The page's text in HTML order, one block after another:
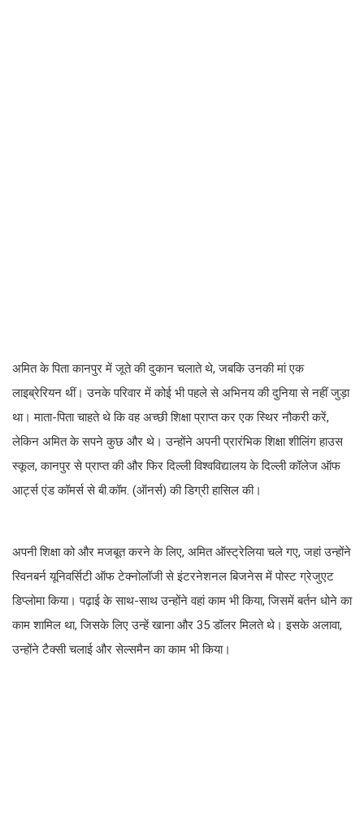
अमित के पिता कानपुर में जूते की दुकान चलाते थे, जबकि उनकी मां एक
लाइब्रेरियन थीं। उनके परिवार में कोई भी पहले से अभिनय की दुनिया से नहीं जुड़ा
था। माता-पिता चाहते थे कि वह अच्छी शिक्षा प्राप्त कर एक स्थिर नौकरी करें,
लेकिन अमित के सपने कुछ और थे। उन्होंने अपनी प्रारंभिक शिक्षा शीलिंग हाउस
स्कूल, कानपुर से प्राप्त की और फिर दिल्ली विश्वविद्यालय के दिल्ली कॉलेज ऑफ
आर्ट्स एंड कॉमर्स से बी.कॉम. (ऑनर्स) की डिग्री हासिल की।
अपनी शिक्षा को और मजबूत करने के लिए, अमित ऑस्ट्रेलिया चले गए, जहां उन्होंने
स्विनबर्न यूनिवर्सिटी ऑफ टेक्नोलॉजी से इंटरनेशनल बिजनेस में पोस्ट ग्रेजुएट
डिप्लोमा किया। पढ़ाई के साथ-साथ उन्होंने वहां काम भी किया, जिसमें बर्तन धोने का
काम शामिल था, जिसके लिए उन्हें खाना और 35 डॉलर मिलते थे। इसके अलावा,
उन्होंने टैक्सी चलाई और सेल्समैन का काम भी किया।